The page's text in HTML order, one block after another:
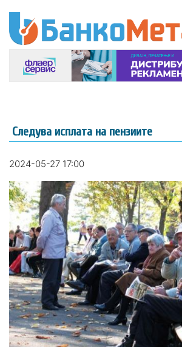
Следува исплата на пензиите
2024-05-27 17:00